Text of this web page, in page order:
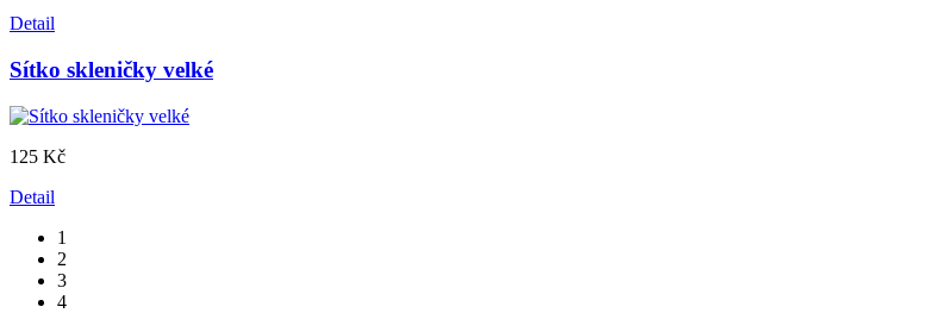
Detail
Sítko skleničky velké
125 Kč
Detail
1
2
3
4